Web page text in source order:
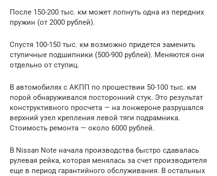
После 150-200 тыс. км может лопнуть одна из передних
пружин (от 2000 рублей).
Спустя 100-150 тыс. км возможно придется заменить
ступичные подшипники (500-900 рублей). Меняются они
отдельно от ступиц.
В автомобилях с АКПП по прошествии 50-100 тыс. км
порой обнаруживался посторонний стук. Это результат
конструктивного просчета — на лонжероне разрушался
верхний узел крепления левой тяги подрамника.
Стоимость ремонта — около 6000 рублей.
В Nissan Note начала производства быстро сдавалась
рулевая рейка, которая менялась за счет производителя
еще в период гарантийного обслуживания. В остальных